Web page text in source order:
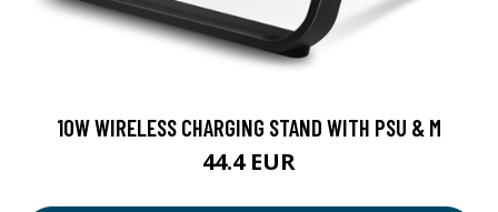
10W WIRELESS CHARGING STAND WITH PSU & M
44.4 EUR